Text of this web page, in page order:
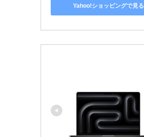
Yahoo!ショッピングで見る